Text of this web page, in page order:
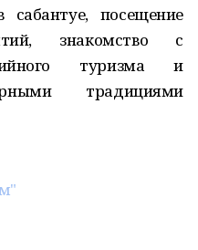
сабантуе, посещение
знакомство с
туризма и
традициями